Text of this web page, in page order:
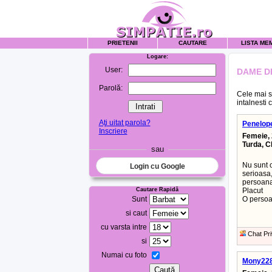
PRIETENII CAUTARE LISTA
Logare:
User:
Parolă:
Aţi uitat parola?
Inscriere
sau
Login cu Google
Cautare Rapidă
Sunt
si caut
cu varsta intre
si
Numai cu foto
DAME
Cele mai
intalnesti
Turda,
Nu sunt
Placut
O
Chat